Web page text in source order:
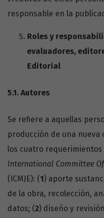
responsable en la
Roles y
evaluadores,
Editorial
5.1. Autores
Se refiere a aquellas
producción de una nueva
los cuatro
International Committee
(ICMJE): (1) aporte
de la obra, recolección,
datos; (2) diseño y